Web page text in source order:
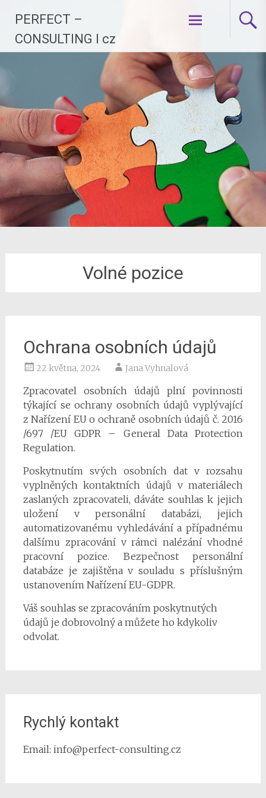
content
PERFECT –
CONSULTING I cz
Volné pozice
Ochrana osobních údajů
22 května, 2024 Jana Vyhnalová
Zpracovatel osobních údajů plní povinnosti
týkající se ochrany osobních údajů vyplývající
z Nařízení EU o ochraně osobních údajů č. 2016
/697 /EU GDPR – General Data Protection
Regulation.
Poskytnutím svých osobních dat v rozsahu
vyplněných kontaktních údajů v materiálech
zaslaných zpracovateli, dáváte souhlas k jejich
uložení v personální databázi, jejich
automatizovanému vyhledávání a případnému
dalšímu zpracování v rámci nalézání vhodné
pracovní pozice. Bezpečnost personální
databáze je zajištěna v souladu s příslušným
ustanovením Nařízení EU-GDPR.
Váš souhlas se zpracováním poskytnutých
údajů je dobrovolný a můžete ho kdykoliv
odvolat.
Rychlý kontakt
Email: info@perfect-consulting.cz